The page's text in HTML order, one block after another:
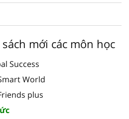
mới các môn học
Success
World
plus